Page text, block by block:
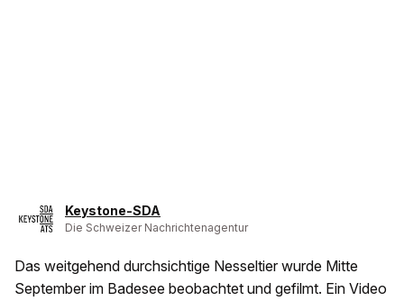
Keystone-SDA
Die Schweizer Nachrichtenagentur
Das weitgehend durchsichtige Nesseltier wurde Mitte
September im Badesee beobachtet und gefilmt. Ein Video